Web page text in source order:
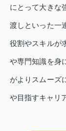
にとって大きな
渡しといった一
役割やスキルが
や専門知識を身
がよりスムーズ
や目指すキャリ